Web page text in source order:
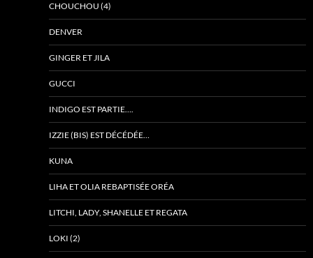
CHOUCHOU (4)
DENVER
GINGER ET JILA
GUCCI
INDIGO EST PARTIE….
IZZIE (BIS) EST DÉCÉDÉE…
KUNA
LIHA ET OLIA REBAPTISÉE ORÉA
LITCHI, LADY, SHANELLE ET REGATA
LOKI (2)